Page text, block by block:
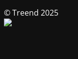
© Treend 2025